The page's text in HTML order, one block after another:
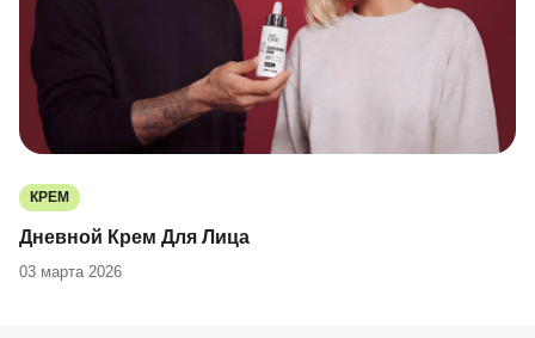
КРЕМ
Дневной Крем Для Лица
03 марта 2026